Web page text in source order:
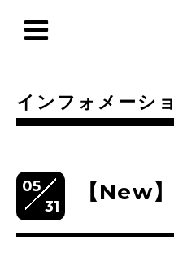
インフォメーシ
05
31
【New